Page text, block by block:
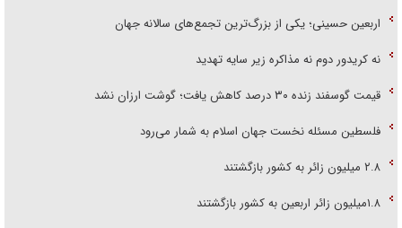
اربعین حسینی؛ یکی از بزرگ‌ترین تجمع‌های سالانه جهان
نه کریدور دوم نه مذاکره زیر سایه تهدید
قیمت گوسفند زنده ۳۰ درصد کاهش یافت؛ گوشت ارزان نشد
فلسطین مسئله نخست جهان اسلام به شمار می‌رود
۲.۸ میلیون زائر به کشور بازگشتند
۱.۸میلیون زائر اربعین به کشور بازگشتند